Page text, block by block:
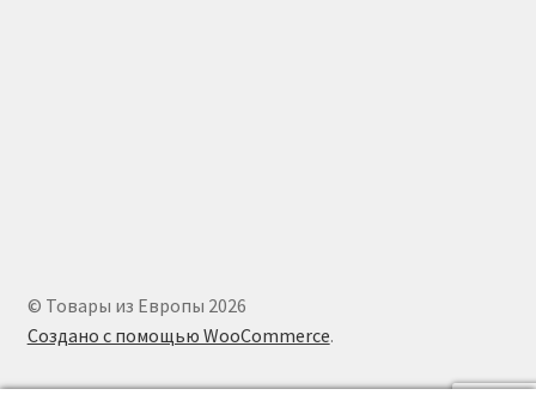
© Товары из Европы 2026
Создано с помощью WooCommerce.